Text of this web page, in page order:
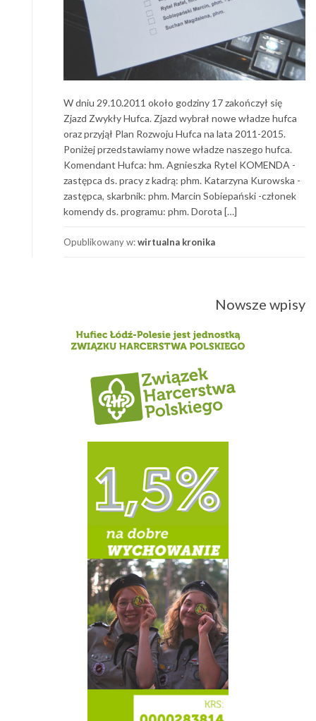
W dniu 29.10.2011 około godziny 17 zakończył się
Zjazd Zwykły Hufca. Zjazd wybrał nowe władze hufca
oraz przyjął Plan Rozwoju Hufca na lata 2011-2015.
Poniżej przedstawiamy nowe władze naszego hufca.
Komendant Hufca: hm. Agnieszka Rytel KOMENDA -
zastępca ds. pracy z kadrą: phm. Katarzyna Kurowska -
zastępca, skarbnik: phm. Marcin Sobiepański -członek
komendy ds. programu: phm. Dorota […]
Opublikowany w:wirtualna kronika
wpisach
Nowsze wpisy